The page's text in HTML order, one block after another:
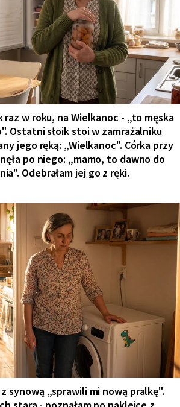
raz w roku, na Wielkanoc - „to męska
Ostatni słoik stoi w zamrażalniku
jego ręką: „Wielkanoc". Córka przy
po niego: „mamo, to dawno do
Odebrałam jej go z ręki.
synową „sprawili mi nową pralkę".